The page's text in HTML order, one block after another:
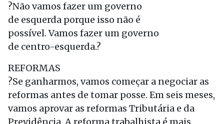
?Não vamos fazer um governo
de esquerda porque isso não é
possível. Vamos fazer um governo
de centro-esquerda.?
REFORMAS
?Se ganharmos, vamos começar a negociar as
reformas antes de tomar posse. Em seis meses,
vamos aprovar as reformas Tributária e da